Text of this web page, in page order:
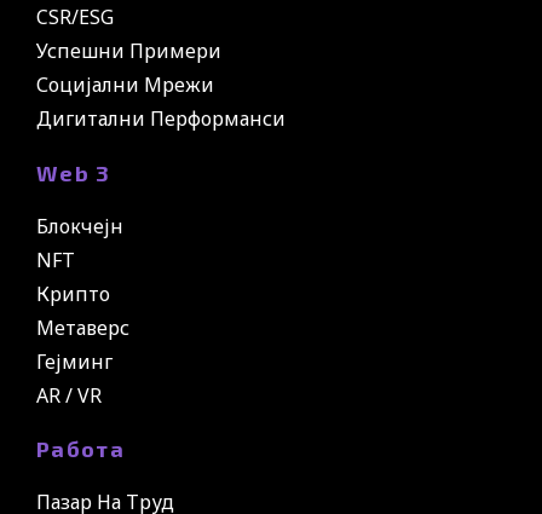
CSR/ESG
Успешни Примери
Социјални Мрежи
Дигитални Перформанси
Web 3
Блокчејн
NFT
Крипто
Метаверс
Гејминг
AR / VR
Работа
Пазар На Труд